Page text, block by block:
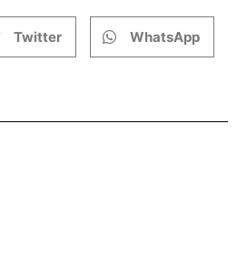
Twitter WhatsApp